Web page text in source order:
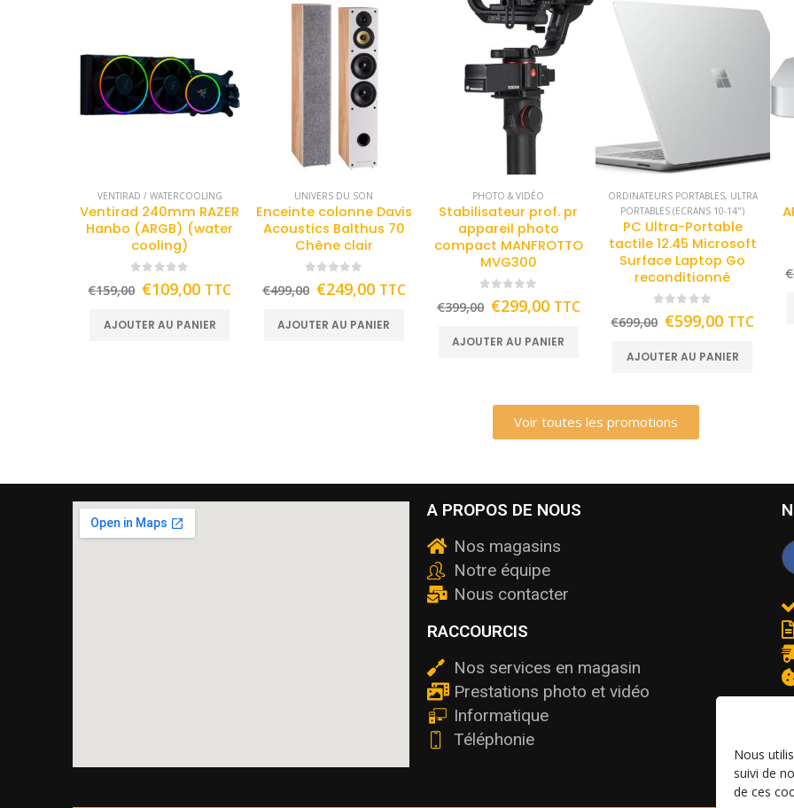
Nous
suivi de
de ces
VENTIRAD / WATERCOOLING
Ventirad 240mm RAZER
Hanbo (ARGB) (water
cooling)
€159,00 €109,00 TTC
AJOUTER AU PANIER
UNIVERS DU SON
Enceinte colonne Davis
Acoustics Balthus 70
Chêne clair
€499,00 €249,00 TTC
AJOUTER AU PANIER
PHOTO & VIDÉO
Stabilisateur prof. pr
appareil photo
compact MANFROTTO
MVG300
€399,00 €299,00 TTC
AJOUTER AU PANIER
ORDINATEURS PORTABLES, ULTRA
PORTABLES (ECRANS 10-14")
PC Ultra-Portable
tactile 12.45 Microsoft
Surface Laptop Go
reconditionné
€699,00 €599,00 TTC
AJOUTER AU PANIER
€
Voir toutes les promotions
A PROPOS DE NOUS
Nos magasins
Notre équipe
Nous contacter
RACCOURCIS
Nos services en magasin
Prestations photo et vidéo
Informatique
Téléphonie